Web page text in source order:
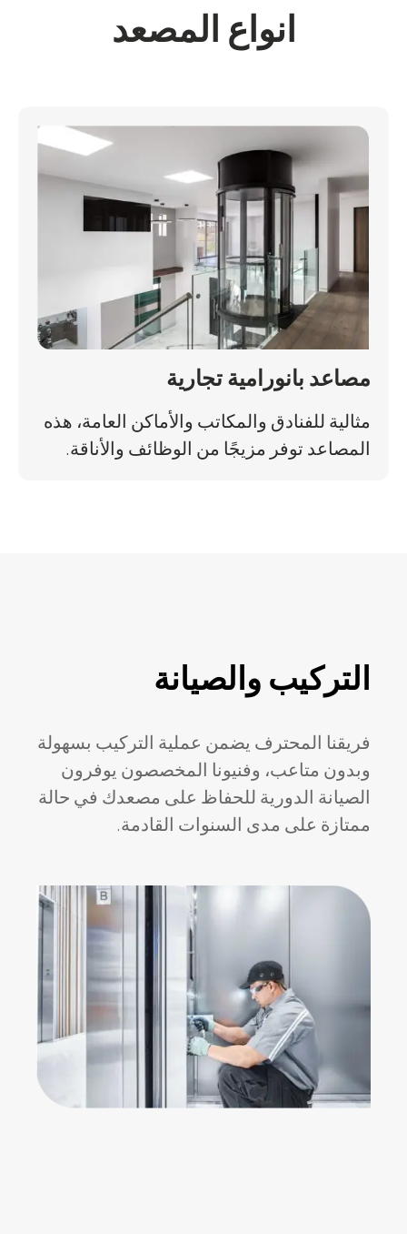
انواع المصعد
مصاعد بانورامية تجارية
مثالية للفنادق والمكاتب والأماكن العامة، هذه
المصاعد توفر مزيجًا من الوظائف والأناقة.
التركيب والصيانة
فريقنا المحترف يضمن عملية التركيب بسهولة
وبدون متاعب، وفنيونا المخصصون يوفرون
الصيانة الدورية للحفاظ على مصعدك في حالة
ممتازة على مدى السنوات القادمة.